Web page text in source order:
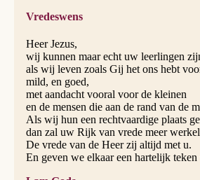
Vredeswens
Heer Jezus,
wij kunnen maar echt uw leerlingen
als wij leven zoals Gij het ons hebt
mild, en goed,
met aandacht vooral voor de kleinen
en de mensen die aan de rand van de
Als wij hun een rechtvaardige plaats
dan zal uw Rijk van vrede meer
De vrede van de Heer zij altijd met u.
En geven we elkaar een hartelijk